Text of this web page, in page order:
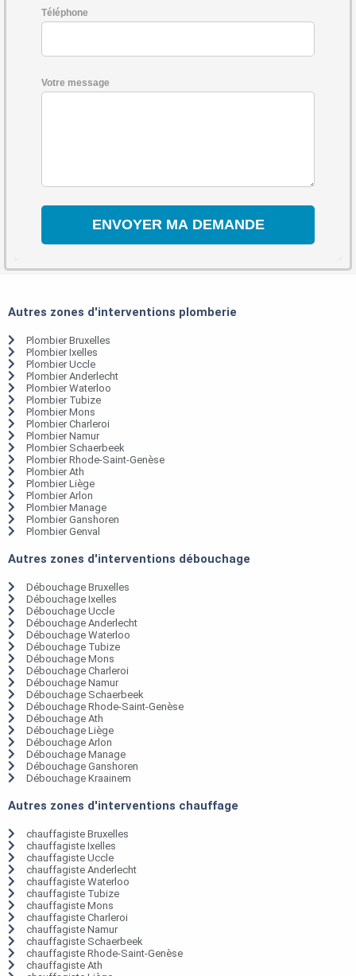
Téléphone
Votre message
Autres zones d'interventions plomberie
Plombier Bruxelles
Plombier Ixelles
Plombier Uccle
Plombier Anderlecht
Plombier Waterloo
Plombier Tubize
Plombier Mons
Plombier Charleroi
Plombier Namur
Plombier Schaerbeek
Plombier Rhode-Saint-Genèse
Plombier Ath
Plombier Liège
Plombier Arlon
Plombier Manage
Plombier Ganshoren
Plombier Genval
Autres zones d'interventions débouchage
Débouchage Bruxelles
Débouchage Ixelles
Débouchage Uccle
Débouchage Anderlecht
Débouchage Waterloo
Débouchage Tubize
Débouchage Mons
Débouchage Charleroi
Débouchage Namur
Débouchage Schaerbeek
Débouchage Rhode-Saint-Genèse
Débouchage Ath
Débouchage Liège
Débouchage Arlon
Débouchage Manage
Débouchage Ganshoren
Débouchage Kraainem
Autres zones d'interventions chauffage
chauffagiste Bruxelles
chauffagiste Ixelles
chauffagiste Uccle
chauffagiste Anderlecht
chauffagiste Waterloo
chauffagiste Tubize
chauffagiste Mons
chauffagiste Charleroi
chauffagiste Namur
chauffagiste Schaerbeek
chauffagiste Rhode-Saint-Genèse
chauffagiste Ath